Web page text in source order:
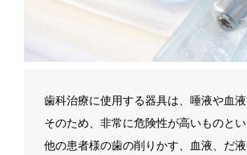
歯科治療に使用する器具は、唾液や血液
そのため、非常に危険性が高いものとい
他の患者様の歯の削りかす、血液、だ